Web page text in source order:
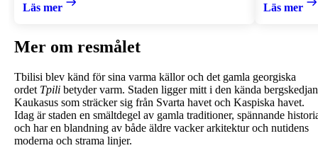
Läs mer Läs mer
Mer om resmålet
Tbilisi blev känd för sina varma källor och det gamla georgiska
ordet Tpili betyder varm. Staden ligger mitt i den kända bergskedjan
Kaukasus som sträcker sig från Svarta havet och Kaspiska havet.
Idag är staden en smältdegel av gamla traditioner, spännande
och har en blandning av både äldre vacker arkitektur och nutidens
moderna och strama linjer.